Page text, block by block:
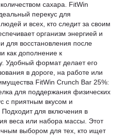
сахара. FitWin
перекус для
и всех, кто следит за своим
организм энергией и
для восстановления после
как дополнение к
Удобный формат делает его
в дороге, на работе или
FitWin Crunch Bar 25%:
для поддержания физических
с приятным вкусом и
для включения в
веса или набора массы. Этот
выбором для тех, кто ищет